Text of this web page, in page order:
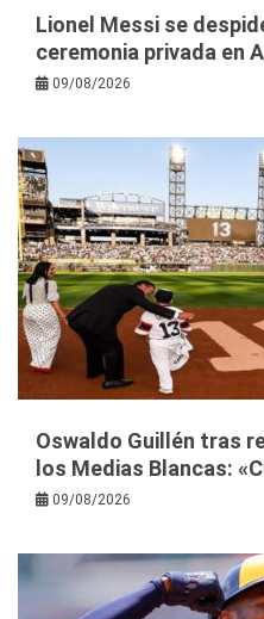
Lionel Messi se
ceremonia privada en
09/08/2026
Oswaldo Guillén tras
los Medias Blancas:
09/08/2026